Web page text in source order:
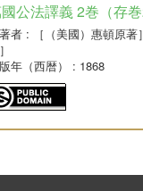
公法譯義 2巻（存
者 : ［（美國）惠頓原
年（西暦）
: 1868